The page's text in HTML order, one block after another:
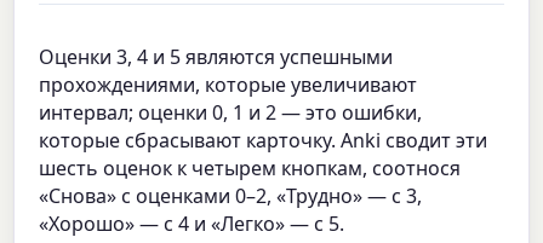
Оценки 3, 4 и 5 являются успешными
прохождениями, которые увеличивают
интервал; оценки 0, 1 и 2 — это ошибки,
которые сбрасывают карточку. Anki сводит эти
шесть оценок к четырем кнопкам, соотнося
«Снова» с оценками 0–2, «Трудно» — с 3,
«Хорошо» — с 4 и «Легко» — с 5.